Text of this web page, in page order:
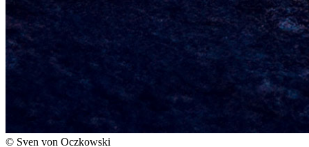
© Sven von Oczkowski